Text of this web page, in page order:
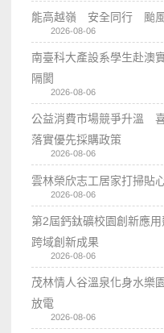
能高越嶺 安全同行 颱風
2026-08-06
南臺科大產設系學生赴澳
隔閡
2026-08-06
公益消費市場競爭升溫
落實優先採購政策
2026-08-06
雲林榮欣志工居家打掃貼
2026-08-06
第2屆鈣鈦礦校園創新應
跨域創新成果
2026-08-06
茂林情人谷溫泉化身水樂
放電
2026-08-06